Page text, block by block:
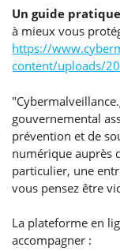
Un guide pratique
à mieux vous
https://
content/uploads/
gouvernemental
prévention et de
numérique auprès
particulier, une
vous pensez être
La plateforme en
accompagner :